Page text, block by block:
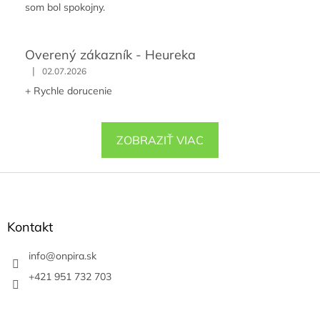
som bol spokojny.
Overený zákazník - Heureka
| 02.07.2026
+ Rychle dorucenie
ZOBRAZIŤ VIAC
Z
Kontakt
info@onpira.sk
+421 951 732 703